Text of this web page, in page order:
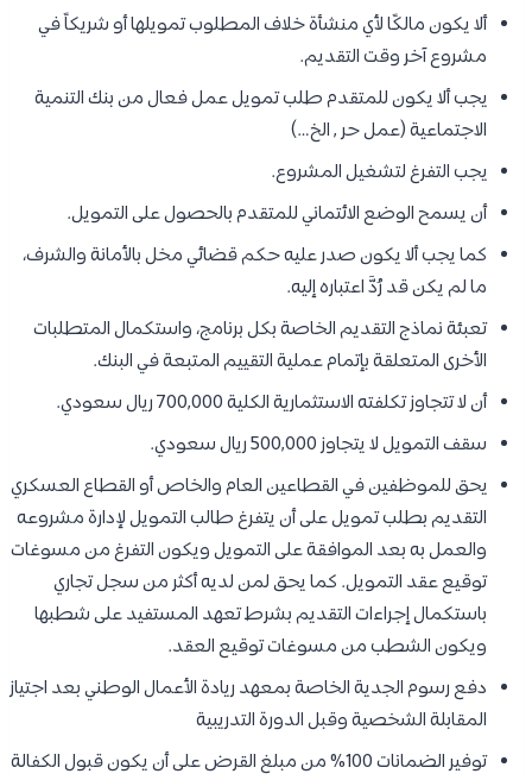
ألا يكون مالكًا لأي منشأة خلاف المطلوب تمويلها أو شريكاً في
مشروع آخر وقت التقديم.
يجب ألا يكون للمتقدم طلب تمويل عمل فعال من بنك التنمية
الاجتماعية (عمل حر , الخ…)
يجب التفرغ لتشغيل المشروع.
أن يسمح الوضع الائتماني للمتقدم بالحصول على التمويل.
كما يجب ألا يكون صدر عليه حكم قضائي مخل بالأمانة والشرف،
ما لم يكن قد رُدَّ اعتباره إليه.
تعبئة نماذج التقديم الخاصة بكل برنامج، واستكمال المتطلبات
الأخرى المتعلقة بإتمام عملية التقييم المتبعة في البنك.
أن لا تتجاوز تكلفته الاستثمارية الكلية 700,000 ريال سعودي.
سقف التمويل لا يتجاوز 500,000 ريال سعودي.
يحق للموظفين في القطاعين العام والخاص أو القطاع العسكري
التقديم بطلب تمويل على أن يتفرغ طالب التمويل لإدارة مشروعه
والعمل به بعد الموافقة على التمويل ويكون التفرغ من مسوغات
توقيع عقد التمويل. كما يحق لمن لديه أكثر من سجل تجاري
باستكمال إجراءات التقديم بشرط تعهد المستفيد على شطبها
ويكون الشطب من مسوغات توقيع العقد.
دفع رسوم الجدية الخاصة بمعهد ريادة الأعمال الوطني بعد اجتياز
المقابلة الشخصية وقبل الدورة التدريبية
توفير الضمانات 100% من مبلغ القرض على أن يكون قبول الكفالة